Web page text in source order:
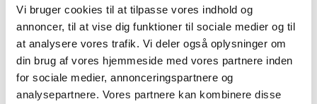
Vi bruger cookies til at tilpasse vores indhold og
annoncer, til at vise dig funktioner til sociale medier og til
at analysere vores trafik. Vi deler også oplysninger om
din brug af vores hjemmeside med vores partnere inden
for sociale medier, annonceringspartnere og
analysepartnere. Vores partnere kan kombinere disse
Fra og medfredag den 24. oktober til og med mandag
den 3. novemberer kirkekontoret lukket for personlige
henvendelser.
Telefonen vil fortsat være åben kl. 10.00–13.00.